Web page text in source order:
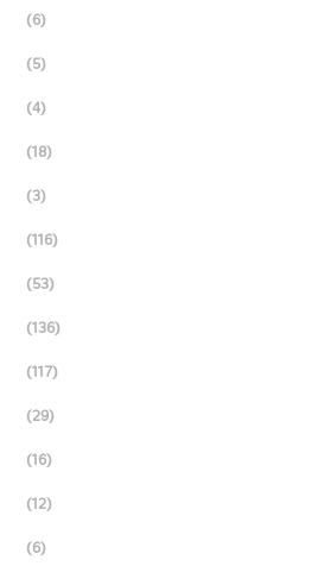
(6)
(5)
(4)
(18)
(3)
(116)
(53)
(136)
(117)
(29)
(16)
(12)
(6)